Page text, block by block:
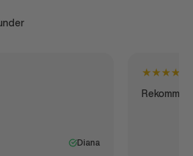
Diana
★★★★